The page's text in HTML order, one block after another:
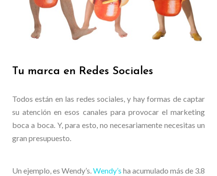
Tu marca en Redes Sociales
Todos están en las redes sociales, y hay formas de captar
su atención en esos canales para provocar el marketing
boca a boca. Y, para esto, no necesariamente necesitas un
gran presupuesto.
Un ejemplo, es Wendy’s.Wendy’s ha acumulado más de 3.8